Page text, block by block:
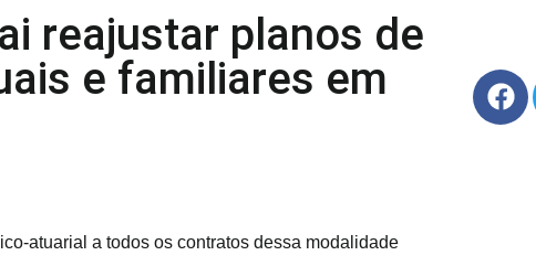
reajustar planos de
e familiares em
atuarial a todos os contratos dessa modalidade